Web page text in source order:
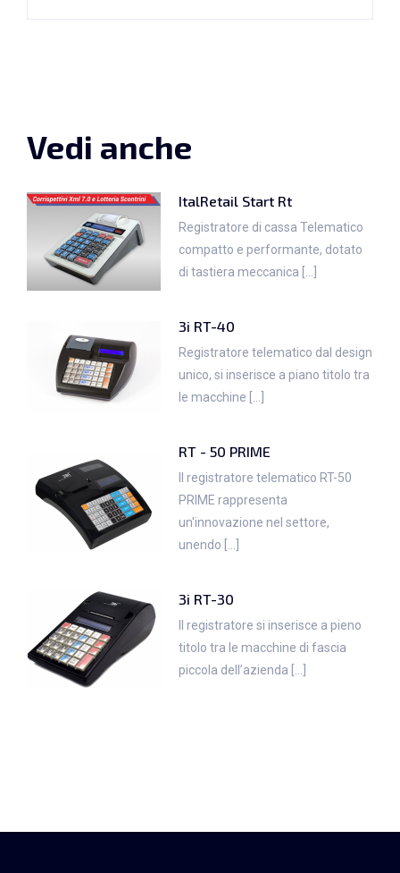
Vedi anche
ItalRetail Start Rt
Registratore di cassa Telematico
compatto e performante, dotato
di tastiera meccanica [...]
3i RT-40
Registratore telematico dal design
unico, si inserisce a piano titolo tra
le macchine [...]
RT - 50 PRIME
Il registratore telematico RT-50
PRIME rappresenta
un'innovazione nel settore,
unendo [...]
3i RT-30
Il registratore si inserisce a pieno
titolo tra le macchine di fascia
piccola dell’azienda [...]